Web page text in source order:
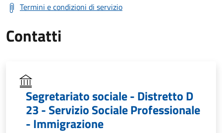
Termini e condizioni di servizio
Contatti
Segretariato sociale - Distretto D
23 - Servizio Sociale Professionale
- Immigrazione